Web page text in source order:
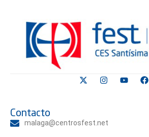
Contacto
malaga@centrosfest.net